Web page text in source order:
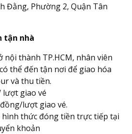
Đằng, Phường 2, Quận Tân
tận nhà
nội thành TP.HCM, nhân viên
thể đến tận nơi để giao hóa
và thu tiền.
lượt giao vé
lượt giao vé.
hình thức đóng tiền trực tiếp tại
khoản